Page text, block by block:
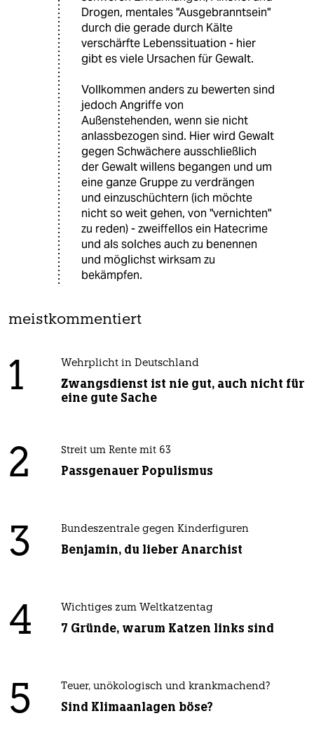
Drogen, mentales "Ausgebranntsein"
durch die gerade durch Kälte
verschärfte Lebenssituation - hier
gibt es viele Ursachen für Gewalt.
Vollkommen anders zu bewerten sind
jedoch Angriffe von
Außenstehenden, wenn sie nicht
anlassbezogen sind. Hier wird Gewalt
gegen Schwächere ausschließlich
der Gewalt willens begangen und um
eine ganze Gruppe zu verdrängen
und einzuschüchtern (ich möchte
nicht so weit gehen, von "vernichten"
zu reden) - zweiffellos ein Hatecrime
und als solches auch zu benennen
und möglichst wirksam zu
bekämpfen.
meistkommentiert
1 Wehrplicht in Deutschland
Zwangsdienst ist nie gut, auch nicht für
eine gute Sache
2 Streit um Rente mit 63
Passgenauer Populismus
3 Bundeszentrale gegen Kinderfiguren
Benjamin, du lieber Anarchist
4 Wichtiges zum Weltkatzentag
7 Gründe, warum Katzen links sind
5 Teuer, unökologisch und krankmachend?
Sind Klimaanlagen böse?